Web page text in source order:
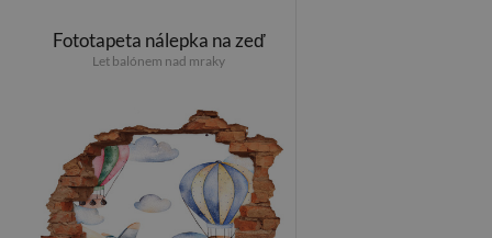
Fototapeta nálepka na zeď
Let balónem nad mraky